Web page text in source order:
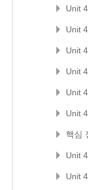
Unit
Unit
Unit
Unit
Unit
Unit
핵심
Unit
Unit